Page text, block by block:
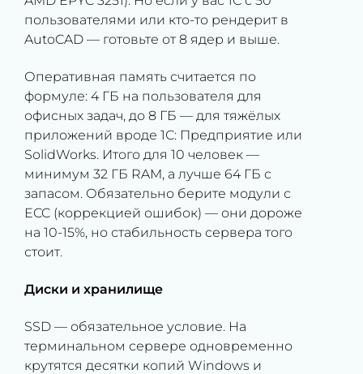
пользователями или кто-то рендерит в
AutoCAD — готовьте от 8 ядер и выше.
Оперативная память считается по
формуле: 4 ГБ на пользователя для
офисных задач, до 8 ГБ — для тяжёлых
приложений вроде 1С: Предприятие или
SolidWorks. Итого для 10 человек —
минимум 32 ГБ RAM, а лучше 64 ГБ с
запасом. Обязательно берите модули с
ECC (коррекцией ошибок) — они дороже
на 10-15%, но стабильность сервера того
стоит.
Диски и хранилище
SSD — обязательное условие. На
терминальном сервере одновременно
крутятся десятки копий Windows и